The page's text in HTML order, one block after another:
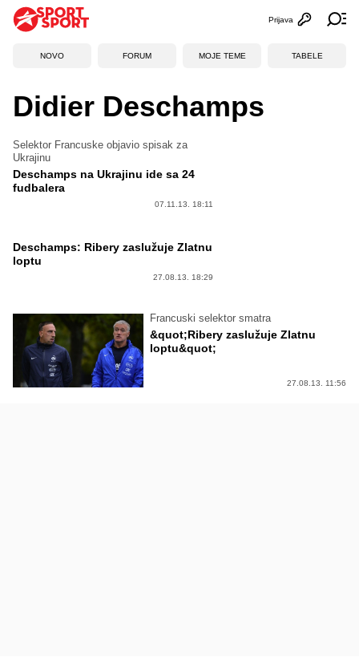
Otvori
Prijava
NOVO FORUM MOJE TEME TABELE
Didier Deschamps
Selektor Francuske objavio spisak za
Ukrajinu
Deschamps na Ukrajinu ide sa 24
fudbalera
07.11.13. 18:11
Deschamps: Ribery zaslužuje Zlatnu
loptu
27.08.13. 18:29
Francuski selektor smatra
&quot;Ribery zaslužuje Zlatnu
loptu&quot;
27.08.13. 11:56